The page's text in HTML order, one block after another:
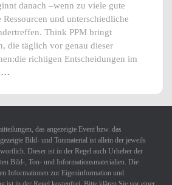
danach –wenn zu viele gute
und unterschiedliche
Think PPM bringt
die täglich vor genau dieser
richtigen Entscheidungen im
das angezeigte Event bzw. das
Bild- und Tonmaterial ist allein der jeweils
Dieser ist in der Regel auch Urheber der
Bild-, Ton- und Informationsmaterialien. Die
Informationen zur Eigeninformation und